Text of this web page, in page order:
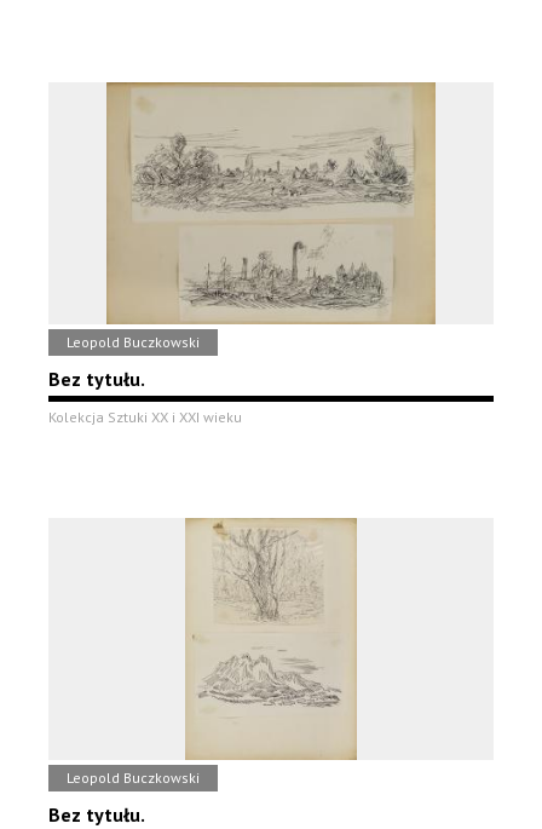
Leopold Buczkowski
Bez tytułu.
Kolekcja Sztuki XX i XXI wieku
Leopold Buczkowski
Bez tytułu.